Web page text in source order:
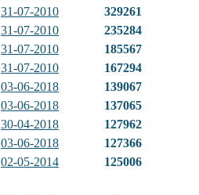
31-07-2010
329261
31-07-2010
235284
31-07-2010
185567
31-07-2010
167294
03-06-2018
139067
03-06-2018
137065
30-04-2018
127962
03-06-2018
127366
02-05-2014
125006